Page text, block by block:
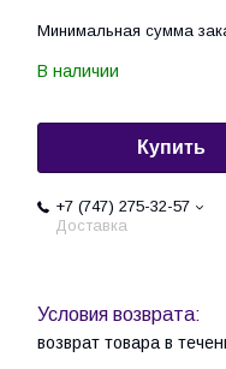
Минимальная сумма
В наличии
Купить
+7 (747) 275-32-57
Доставка
возврат товара в